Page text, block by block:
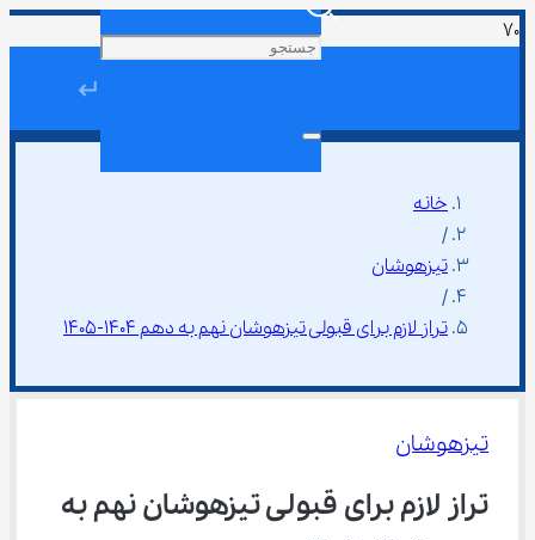
↵
خانه
/
تیزهوشان
/
تراز لازم برای قبولی تیزهوشان نهم به دهم 1404-1405
تیزهوشان
تراز لازم برای قبولی تیزهوشان نهم به